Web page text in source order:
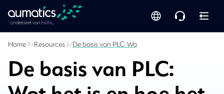
Home /Resources /De basis van PLC: Wat het is en hoe het werkt
De basis van PLC: